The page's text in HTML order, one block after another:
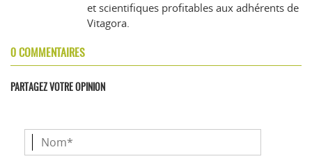
et scientifiques profitables aux adhérents de
Vitagora.
0 COMMENTAIRES
PARTAGEZ VOTRE OPINION